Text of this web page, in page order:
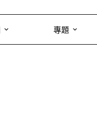
專題